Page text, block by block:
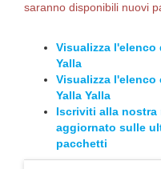
saranno disponibili nuovi
Visualizza l'elenco
Yalla
Visualizza
Yalla Yalla
Iscriviti alla nostra
aggiornato sulle
pacchetti